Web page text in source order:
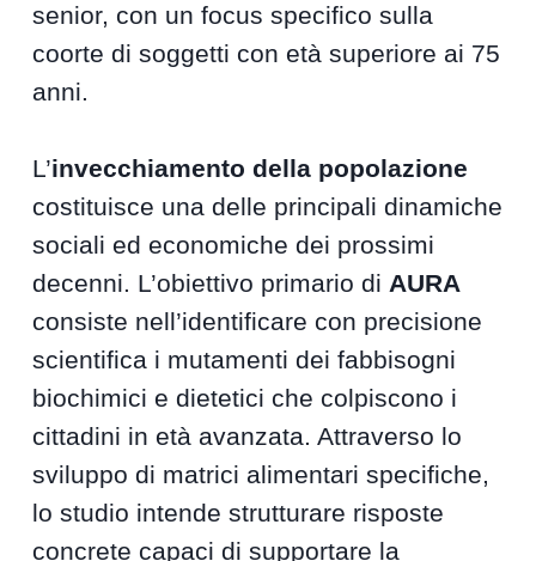
senior, con un focus specifico sulla
coorte di soggetti con età superiore ai 75
anni.
L’invecchiamento della popolazione
costituisce una delle principali dinamiche
sociali ed economiche dei prossimi
decenni. L’obiettivo primario di AURA
consiste nell’identificare con precisione
scientifica i mutamenti dei fabbisogni
biochimici e dietetici che colpiscono i
cittadini in età avanzata. Attraverso lo
sviluppo di matrici alimentari specifiche,
lo studio intende strutturare risposte
concrete capaci di supportare la